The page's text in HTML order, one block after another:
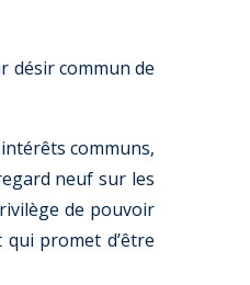
désir commun de
communs,
neuf sur les
de pouvoir
promet d’être